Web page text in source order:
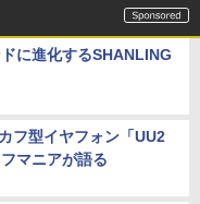
に進化するSHANLING
フ型イヤフォン「UU2
マニアが語る